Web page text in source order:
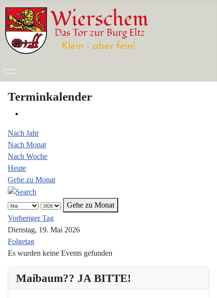
Maibaum?? JA BITTE!
Terminkalender
Nach Jahr
Nach Monat
Nach Woche
Heute
Gehe zu Monat
Gehe zu Monat
Vorheriger Tag
Dienstag, 19. Mai 2026
Folgetag
Es wurden keine Events gefunden